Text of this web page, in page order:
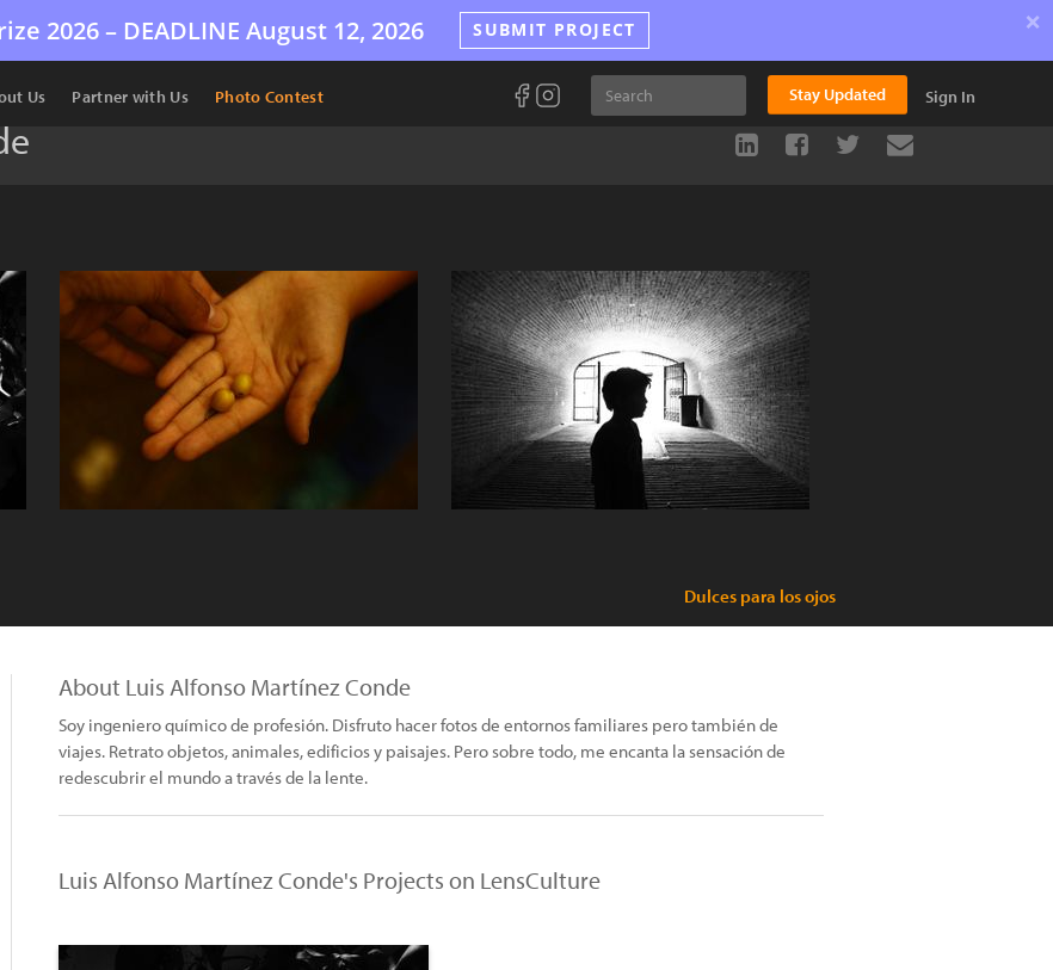
2026 – DEADLINE August 12, 2026 SUBMIT PROJECT ×
Us Partner with Us Photo Contest Stay Updated Sign In
Dulces para los ojos
About Luis Alfonso Martínez Conde
Soy ingeniero químico de profesión. Disfruto hacer fotos de entornos familiares pero también de
viajes. Retrato objetos, animales, edificios y paisajes. Pero sobre todo, me encanta la sensación de
redescubrir el mundo a través de la lente.
Luis Alfonso Martínez Conde's Projects on LensCulture